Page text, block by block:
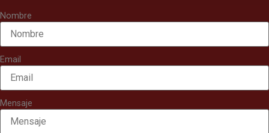
Nombre
Email
Mensaje